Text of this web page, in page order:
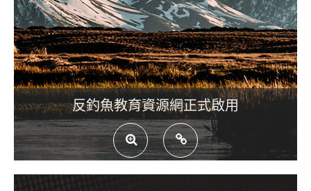
反釣魚教育資源網正式啟用